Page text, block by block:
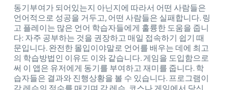
동기부여가 되어있는지 아닌지에 따라서 어떤 사람들은
언어적으로 성공을 거두고, 어떤 사람들은 실패합니다. 링
고 플레이는 많은 언어 학습자들에게 훌륭한 도움을 줍니
다: 자주 공부하는 것을 권장하고 매일 접속하기 쉽기 때
문입니다. 완전한 몰입이야말로 언어를 배우는 데에 최고
의 학습방법인 이유도 이와 같습니다. 게임을 도입함으로
써 이 앱은 유저에게 동기를 부여하고 재미를 줍니다. 학
습자들은 결과와 진행상황을 볼 수 있습니다. 프로그램이